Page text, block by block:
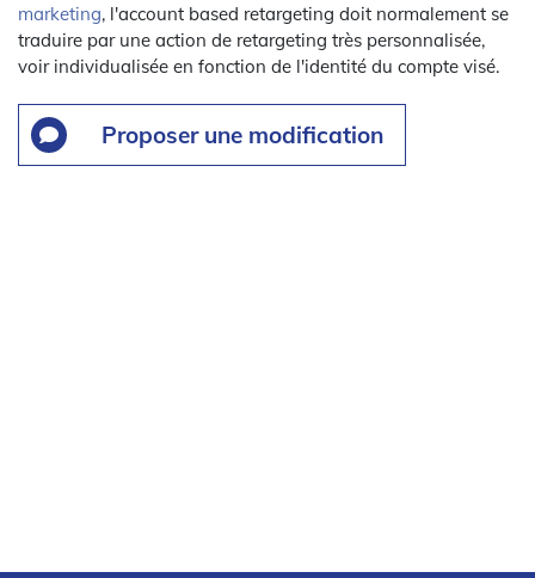
marketing, l'account based retargeting doit normalement se
traduire par une action de retargeting très personnalisée,
voir individualisée en fonction de l'identité du compte visé.
Proposer une modification